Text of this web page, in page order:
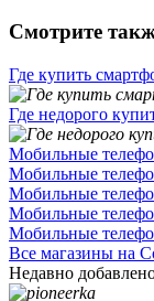
Смотрите
Где купить
Где недорого
Мобильные
Мобильные
Мобильные
Мобильные
Мобильные
Все магазины на
Недавно